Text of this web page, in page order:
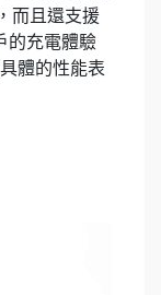
而且還支援
的充電體驗
體的性能表